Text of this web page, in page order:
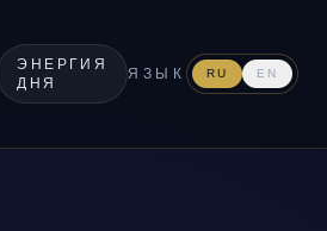
ЭНЕРГИЯ
ДНЯ
ЯЗЫК RU EN